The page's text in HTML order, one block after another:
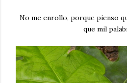
No me enrollo, porque pienso
que mil